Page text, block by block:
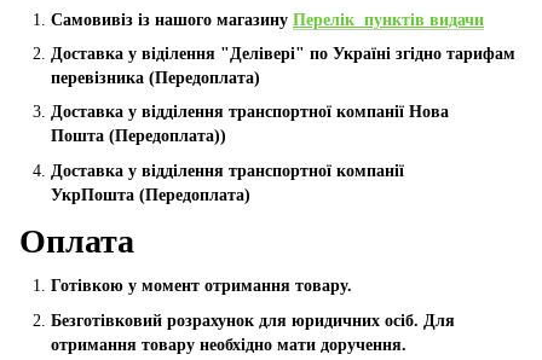
Самовивіз із нашого магазину Перелік пунктів видачи
Доставка у віділення "Делівері" по Україні згідно тарифам
перевізника (Передоплата)
Доставка у відділення транспортної компанії Нова
Пошта (Передоплата))
Доставка у відділення транспортної компанії
УкрПошта (Пeредоплата)
Оплата
Готівкою у момент отримання товару.
Безготівковий розрахунок для юридичних осіб. Для
отримання товару необхідно мати доручення.